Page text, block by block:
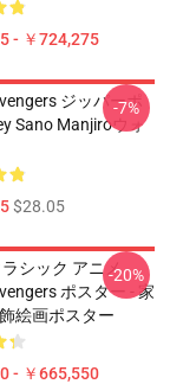
- ￥724,275
ジッパーポ
Sano Manjiroウォ
$28.05
-7%
シック アニメ
ポスター - 家
絵画ポスター
- ￥665,550
-20%